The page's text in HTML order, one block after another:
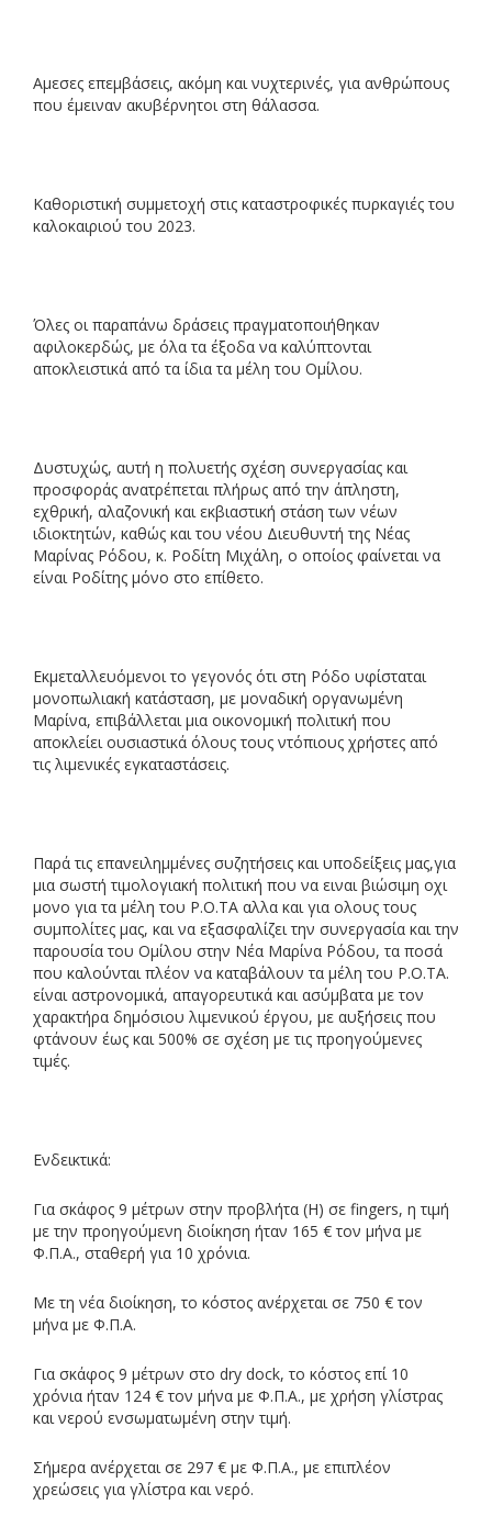
Αμεσες επεμβάσεις, ακόμη και νυχτερινές, για ανθρώπους
που έμειναν ακυβέρνητοι στη θάλασσα.
Καθοριστική συμμετοχή στις καταστροφικές πυρκαγιές του
καλοκαιριού του 2023.
Όλες οι παραπάνω δράσεις πραγματοποιήθηκαν
αφιλοκερδώς, με όλα τα έξοδα να καλύπτονται
αποκλειστικά από τα ίδια τα μέλη του Ομίλου.
Δυστυχώς, αυτή η πολυετής σχέση συνεργασίας και
προσφοράς ανατρέπεται πλήρως από την άπληστη,
εχθρική, αλαζονική και εκβιαστική στάση των νέων
ιδιοκτητών, καθώς και του νέου Διευθυντή της Νέας
Μαρίνας Ρόδου, κ. Ροδίτη Μιχάλη, ο οποίος φαίνεται να
είναι Ροδίτης μόνο στο επίθετο.
Εκμεταλλευόμενοι το γεγονός ότι στη Ρόδο υφίσταται
μονοπωλιακή κατάσταση, με μοναδική οργανωμένη
Μαρίνα, επιβάλλεται μια οικονομική πολιτική που
αποκλείει ουσιαστικά όλους τους ντόπιους χρήστες από
τις λιμενικές εγκαταστάσεις.
Παρά τις επανειλημμένες συζητήσεις και υποδείξεις μας,για
μια σωστή τιμολογιακή πολιτική που να ειναι βιώσιμη οχι
μονο για τα μέλη του Ρ.Ο.ΤΑ αλλα και για ολους τους
συμπολίτες μας, και να εξασφαλίζει την συνεργασία και την
παρουσία του Ομίλου στην Νέα Μαρίνα Ρόδου, τα ποσά
που καλούνται πλέον να καταβάλουν τα μέλη του Ρ.Ο.ΤΑ.
είναι αστρονομικά, απαγορευτικά και ασύμβατα με τον
χαρακτήρα δημόσιου λιμενικού έργου, με αυξήσεις που
φτάνουν έως και 500% σε σχέση με τις προηγούμενες
τιμές.
Ενδεικτικά:
Για σκάφος 9 μέτρων στην προβλήτα (Η) σε fingers, η τιμή
με την προηγούμενη διοίκηση ήταν 165 € τον μήνα με
Φ.Π.Α., σταθερή για 10 χρόνια.
Με τη νέα διοίκηση, το κόστος ανέρχεται σε 750 € τον
μήνα με Φ.Π.Α.
Για σκάφος 9 μέτρων στο dry dock, το κόστος επί 10
χρόνια ήταν 124 € τον μήνα με Φ.Π.Α., με χρήση γλίστρας
και νερού ενσωματωμένη στην τιμή.
Σήμερα ανέρχεται σε 297 € με Φ.Π.Α., με επιπλέον
χρεώσεις για γλίστρα και νερό.